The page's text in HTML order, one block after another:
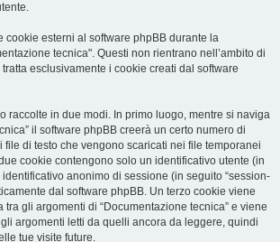
cookie esterni al software phpBB durante la
tecnica". Questi non rientrano nell’ambito di
esclusivamente i cookie creati dal software
raccolte in due modi. In primo luogo, mentre si naviga
il software phpBB creerà un certo numero di
file di testo che vengono scaricati nei file temporanei
cookie contengono solo un identificativo utente (in
identificativo anonimo di sessione (in seguito “session-
dal software phpBB. Un terzo cookie viene
gli argomenti di “Documentazione tecnica” e viene
argomenti letti da quelli ancora da leggere, quindi
tue visite future.